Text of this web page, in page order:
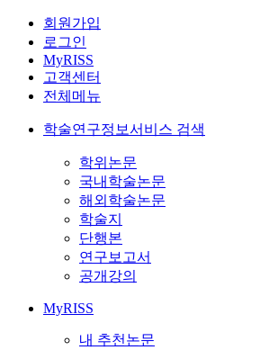
회원가입
로그인
MyRISS
고객센터
전체메뉴
학술연구정보서비스 검색
학위논문
국내학술논문
해외학술논문
학술지
단행본
연구보고서
공개강의
MyRISS
내 추천논문